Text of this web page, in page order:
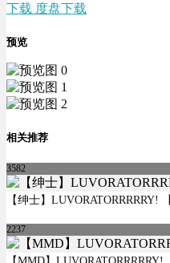
下载 度盘下载
预览
相关推荐
3582
【绅士】LUVORATORRRRRY!
2237